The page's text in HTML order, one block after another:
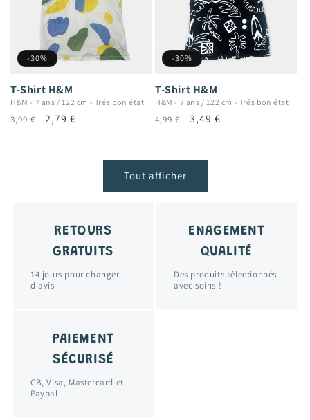
-30%
T-Shirt H&M
H&M - 7 ans / 122 cm - Trés bon état
Prix
3,99 €
Prix
2,79 €
-30%
T-Shirt H&M
H&M - 7 ans / 122 cm - Trés bon état
Prix
4,99 €
Prix
3,49 €
Tout afficher
RETOURS
GRATUITS
14 jours pour changer
d'avis
ENAGEMENT
QUALITÉ
Des produits sélectionnés
avec soins !
PAIEMENT
SÉCURISÉ
CB, Visa, Mastercard et
Paypal